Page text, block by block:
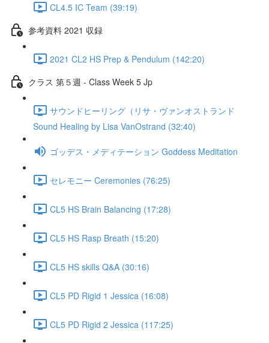
CL4.5 IC Team (39:19)
参考資料 2021 収録
2021 CL2 HS Prep & Pendulum (142:20)
クラス 第５週 - Class Week 5 Jp
サウンドヒーリング（リサ・ヴァンオストランド
Sound Healing by Lisa VanOstrand (32:40)
ゴッデス・メディテーション Goddess Meditation
セレモニー Ceremonies (76:25)
CL5 HS Brain Balancing (17:28)
CL5 HS Rasp Breath (15:20)
CL5 HS skills Q&A (30:16)
CL5 PD Rigid 1 Jessica (16:08)
CL5 PD Rigid 2 Jessica (117:25)